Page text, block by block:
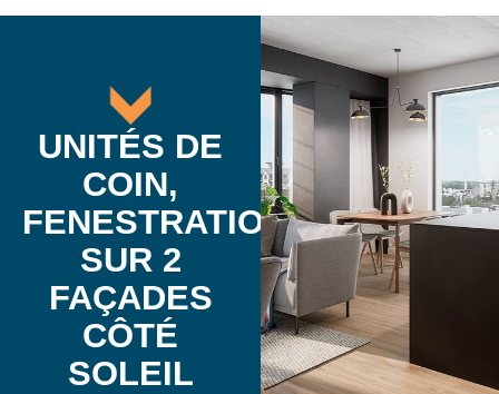
UNITÉS DE
COIN,
FENESTRATION
SUR 2
FAÇADES
CÔTÉ
SOLEIL